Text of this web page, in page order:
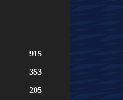
915
353
205